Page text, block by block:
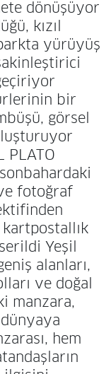
dönüşüyor
kızıl
yürüyüş
bir
görsel
PLATO
fotoğraf
kartpostallık
Yeşil
alanları,
ve doğal
manzara,
hem